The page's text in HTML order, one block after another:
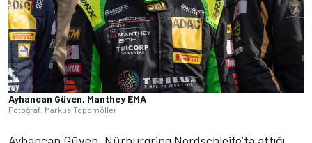
Ayhancan Güven, Manthey EMA
Fotoğraf: Markus Toppmöller